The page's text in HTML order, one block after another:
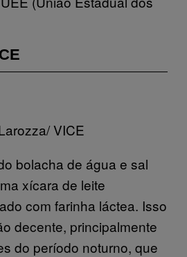
VICE
bolacha de água e sal
xícara de leite
com farinha láctea. Isso
decente, principalmente
do período noturno, que